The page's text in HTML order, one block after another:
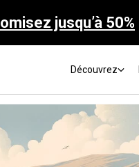
jusqu’à 50%
Découvrez